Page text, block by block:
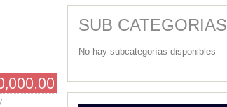
SUB CATEGORIAS
No hay subcategorías disponibles